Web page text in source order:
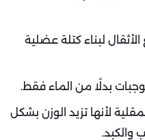
لبناء كتلة عضلية
بدلًا من الماء فقط.
لأنها تزيد الوزن بشكل
والكبد.